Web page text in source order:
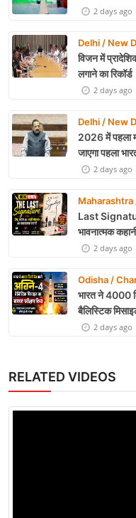
2 days ago
Delhi / New
विजन में
लगाने का रिकॉर्ड
2 days ago
Delhi / New
2026 में पहला
जाएगा पहला
2 days ago
Maharashtra
Last
भावनात्मक
2 days ago
Odisha /
भारत ने 4000
बैलिस्टिक
2 days ago
RELATED VIDEOS